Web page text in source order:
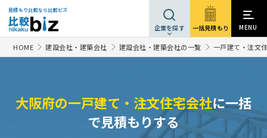
見積もり比較なら比較ビズ
企業を探す 一括見積もり MENU
HOME 建設会社・建築会社 建設会社・建築会社の一覧 一戸建て・注文
大阪府の一戸建て・注文住宅会社に一括
で見積もりする
一戸建て・注文住宅設計見積 予算上限なし